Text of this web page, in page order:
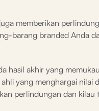
memberikan
barang branded Anda
hasil akhir yang
yang menghargai nilai
perlindungan dan